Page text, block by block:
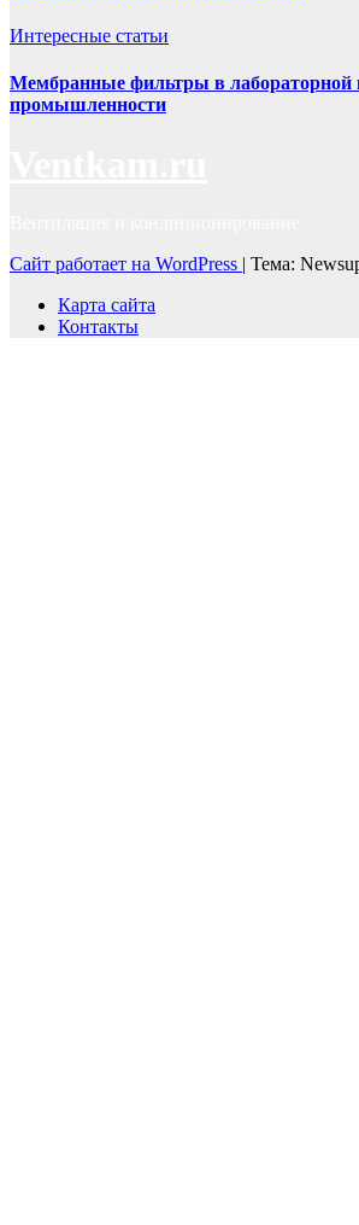
Интересные статьи
Мембранные фильтры в лабораторной
промышленности
Сайт работает на WordPress | Тема:
Карта сайта
Контакты